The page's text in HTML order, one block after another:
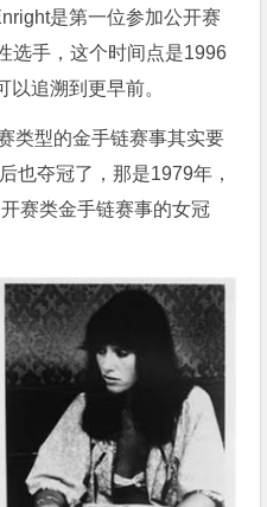
是第一位参加公开赛
选手，这个时间点是1996
追溯到更早前。
类型的金手链赛事其实要
也夺冠了，那是1979年，
赛类金手链赛事的女冠